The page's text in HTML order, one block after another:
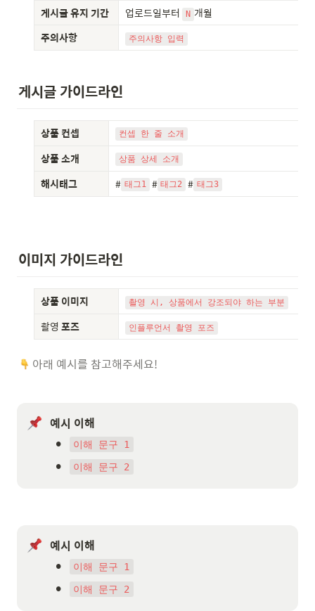
게시글 유지 기간 업로드일부터 N 개월
주의사항
주의사항 입력
게시글 가이드라인
상품 컨셉 컨셉 한 줄 소개
상품 소개 상품 상세 소개
해시태그 # 태그1 # 태그2 # 태그3
이미지 가이드라인
상품 이미지 촬영 시, 상품에서 강조되야 하는 부분
촬영 포즈 인플루언서 촬영 포즈
아래 예시를 참고해주세요!
예시 이해
• 이해 문구 1
• 이해 문구 2
예시 이해
• 이해 문구 1
• 이해 문구 2